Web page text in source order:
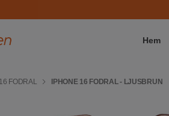
Hem
FODRAL IPHONE 16 FODRAL - LJUSBRUN